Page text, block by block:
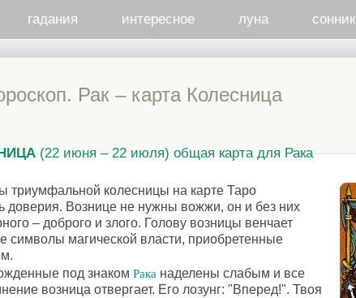
гадания интересное луна сонник
Рак – карта Колесница
(22 июня – 22 июля) общая карта для Рака
триумфальной колесницы на карте Таро
доверия. Вознице не нужны вожжи, он и без них
– доброго и злого. Голову возницы венчает
символы магической власти, приобретенные
под знакомРака наделены слабым и все
возница отвергает. Его лозунг: "Вперед!". Твоя